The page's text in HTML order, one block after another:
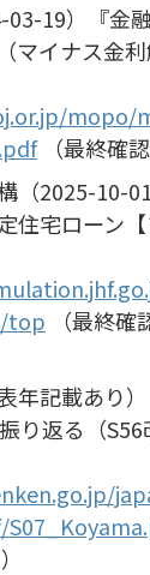
03-19）『金
マイナス金
mopo/
（最終確認
（2025-10-
住宅ローン
top （最終
年記載あり
り返る（